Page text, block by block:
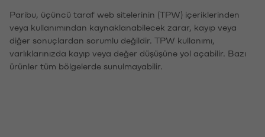
Paribu, üçüncü taraf web sitelerinin (TPW) içeriklerinden
veya kullanımından kaynaklanabilecek zarar, kayıp veya
diğer sonuçlardan sorumlu değildir. TPW kullanımı,
varlıklarınızda kayıp veya değer düşüşüne yol açabilir. Bazı
ürünler tüm bölgelerde sunulmayabilir.